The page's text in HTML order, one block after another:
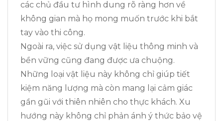
các chủ đầu tư hình dung rõ ràng hơn về
không gian mà họ mong muốn trước khi bắt
tay vào thi công.
Ngoài ra, việc sử dụng vật liệu thông minh và
bền vững cũng đang được ưa chuộng.
Những loại vật liệu này không chỉ giúp tiết
kiệm năng lượng mà còn mang lại cảm giác
gần gũi với thiên nhiên cho thực khách. Xu
hướng này không chỉ phản ánh ý thức bảo vệ